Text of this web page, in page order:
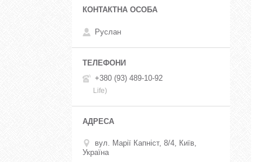
Руслан
+380 (93) 489-10-92
Life)
вул. Марії Капніст, 8/4, Київ,
Україна